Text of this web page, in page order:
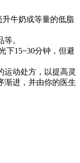
升牛奶或等量的低脂
。
下15~30分钟，但避
运动处方，以提高灵
渐进，并由你的医生